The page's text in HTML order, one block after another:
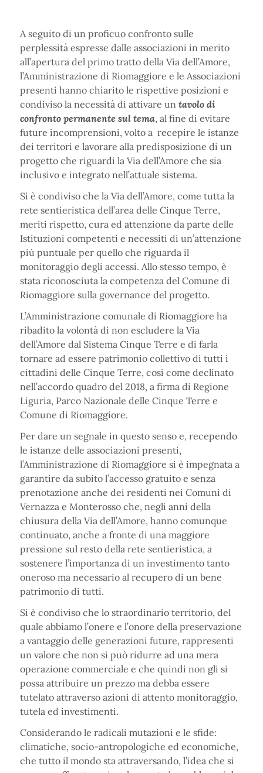
A seguito di un proficuo confronto sulle
perplessità espresse dalle associazioni in merito
all’apertura del primo tratto della Via dell’Amore,
l’Amministrazione di Riomaggiore e le Associazioni
presenti hanno chiarito le rispettive posizioni e
condiviso la necessità di attivare un tavolo di
confronto permanente sul tema, al fine di evitare
future incomprensioni, volto a recepire le istanze
dei territori e lavorare alla predisposizione di un
progetto che riguardi la Via dell’Amore che sia
inclusivo e integrato nell’attuale sistema.
Si è condiviso che la Via dell’Amore, come tutta la
rete sentieristica dell’area delle Cinque Terre,
meriti rispetto, cura ed attenzione da parte delle
Istituzioni competenti e necessiti di un’attenzione
più puntuale per quello che riguarda il
monitoraggio degli accessi. Allo stesso tempo, è
stata riconosciuta la competenza del Comune di
Riomaggiore sulla governance del progetto.
L’Amministrazione comunale di Riomaggiore ha
ribadito la volontà di non escludere la Via
dell’Amore dal Sistema Cinque Terre e di farla
tornare ad essere patrimonio collettivo di tutti i
cittadini delle Cinque Terre, così come declinato
nell’accordo quadro del 2018, a firma di Regione
Liguria, Parco Nazionale delle Cinque Terre e
Comune di Riomaggiore.
Per dare un segnale in questo senso e, recependo
le istanze delle associazioni presenti,
l’Amministrazione di Riomaggiore si è impegnata a
garantire da subito l’accesso gratuito e senza
prenotazione anche dei residenti nei Comuni di
Vernazza e Monterosso che, negli anni della
chiusura della Via dell’Amore, hanno comunque
continuato, anche a fronte di una maggiore
pressione sul resto della rete sentieristica, a
sostenere l’importanza di un investimento tanto
oneroso ma necessario al recupero di un bene
patrimonio di tutti.
Si è condiviso che lo straordinario territorio, del
quale abbiamo l’onere e l’onore della preservazione
a vantaggio delle generazioni future, rappresenti
un valore che non si può ridurre ad una mera
operazione commerciale e che quindi non gli si
possa attribuire un prezzo ma debba essere
tutelato attraverso azioni di attento monitoraggio,
tutela ed investimenti.
Considerando le radicali mutazioni e le sfide:
climatiche, socio-antropologiche ed economiche,
che tutto il mondo sta attraversando, l’idea che si